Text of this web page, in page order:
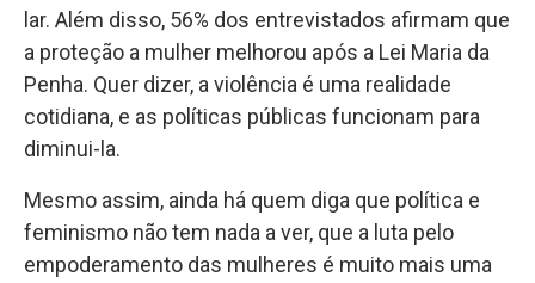
lar. Além disso, 56% dos entrevistados afirmam que
a proteção a mulher melhorou após a Lei Maria da
Penha. Quer dizer, a violência é uma realidade
cotidiana, e as políticas públicas funcionam para
diminui-la.
Mesmo assim, ainda há quem diga que política e
feminismo não tem nada a ver, que a luta pelo
empoderamento das mulheres é muito mais uma